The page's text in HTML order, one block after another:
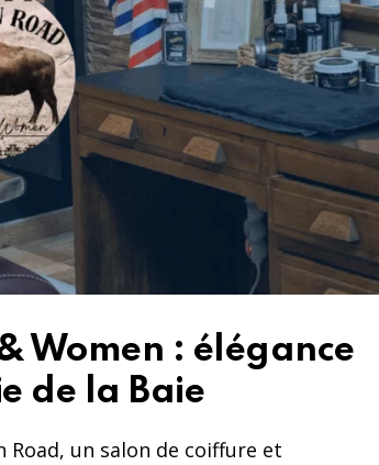
Women : élégance
de la Baie
un salon de coiffure et